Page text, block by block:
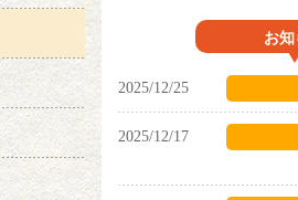
お
2025/12/25
2025/12/17